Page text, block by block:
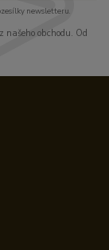
newsletteru.
obchodu. Od